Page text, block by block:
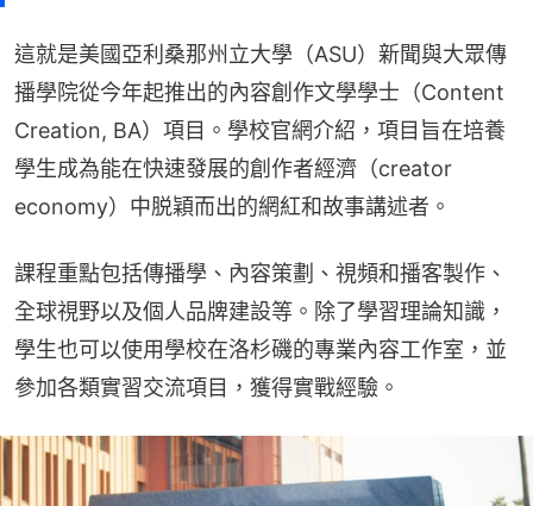
這就是美國亞利桑那州立大學（ASU）新聞與大眾傳
播學院從今年起推出的內容創作文學學士（Content
Creation, BA）項目。學校官網介紹，項目旨在培養
學生成為能在快速發展的創作者經濟（creator
economy）中脱穎而出的網紅和故事講述者。
課程重點包括傳播學、內容策劃、視頻和播客製作、
全球視野以及個人品牌建設等。除了學習理論知識，
學生也可以使用學校在洛杉磯的專業內容工作室，並
參加各類實習交流項目，獲得實戰經驗。